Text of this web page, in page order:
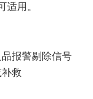
适用。
报警剔除信号
救